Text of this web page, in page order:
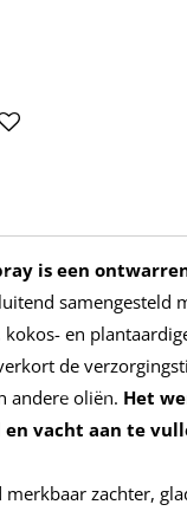
is een
samengesteld
en
de
andere oliën. Het
vacht aan te
zachter,